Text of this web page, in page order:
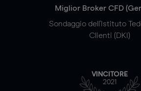
Miglior Broker CFD
Sondaggio dell'Istituto
Clienti (DKI)
VINCITORE
2021